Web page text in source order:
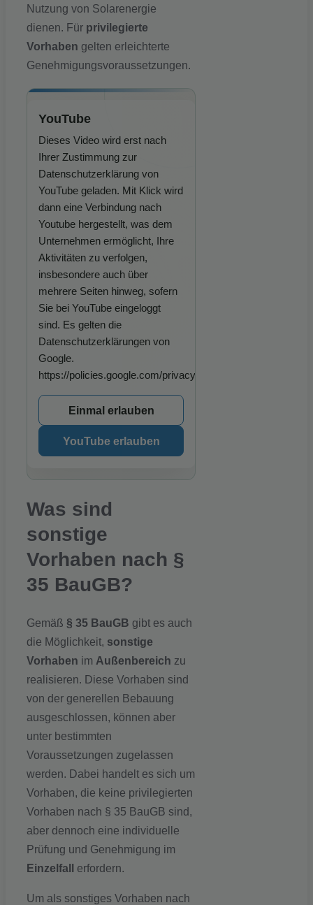
Nutzung von Solarenergie
dienen. Für privilegierte
Vorhaben gelten erleichterte
Genehmigungsvoraussetzungen.
YouTube
Dieses Video wird erst nach
Ihrer Zustimmung zur
Datenschutzerklärung von
YouTube geladen. Mit Klick wird
dann eine Verbindung nach
Youtube hergestellt, was dem
Unternehmen ermöglicht, Ihre
Aktivitäten zu verfolgen,
insbesondere auch über
mehrere Seiten hinweg, sofern
Sie bei YouTube eingeloggt
sind. Es gelten die
Datenschutzerklärungen von
Google.
https://policies.google.com/privacy.
Einmal erlauben
YouTube erlauben
Was sind
sonstige
Vorhaben nach §
35 BauGB?
Gemäß § 35 BauGB gibt es auch
die Möglichkeit, sonstige
Vorhaben im Außenbereich zu
realisieren. Diese Vorhaben sind
von der generellen Bebauung
ausgeschlossen, können aber
unter bestimmten
Voraussetzungen zugelassen
werden. Dabei handelt es sich um
Vorhaben, die keine privilegierten
Vorhaben nach § 35 BauGB sind,
aber dennoch eine individuelle
Prüfung und Genehmigung im
Einzelfall
erfordern.
Um als sonstiges Vorhaben nach